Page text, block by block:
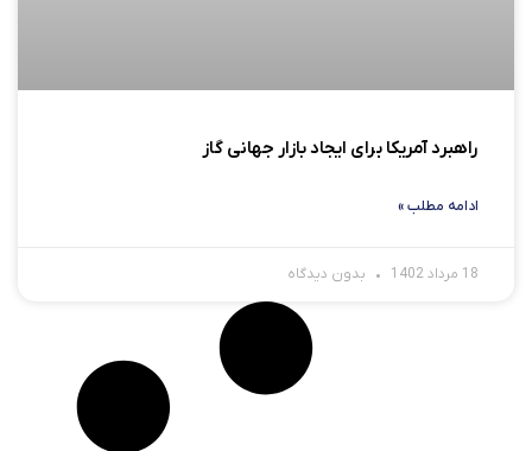
راهبرد آمریکا برای ایجاد بازار جهانی گاز
ادامه مطلب »
18 مرداد 1402 بدون دیدگاه